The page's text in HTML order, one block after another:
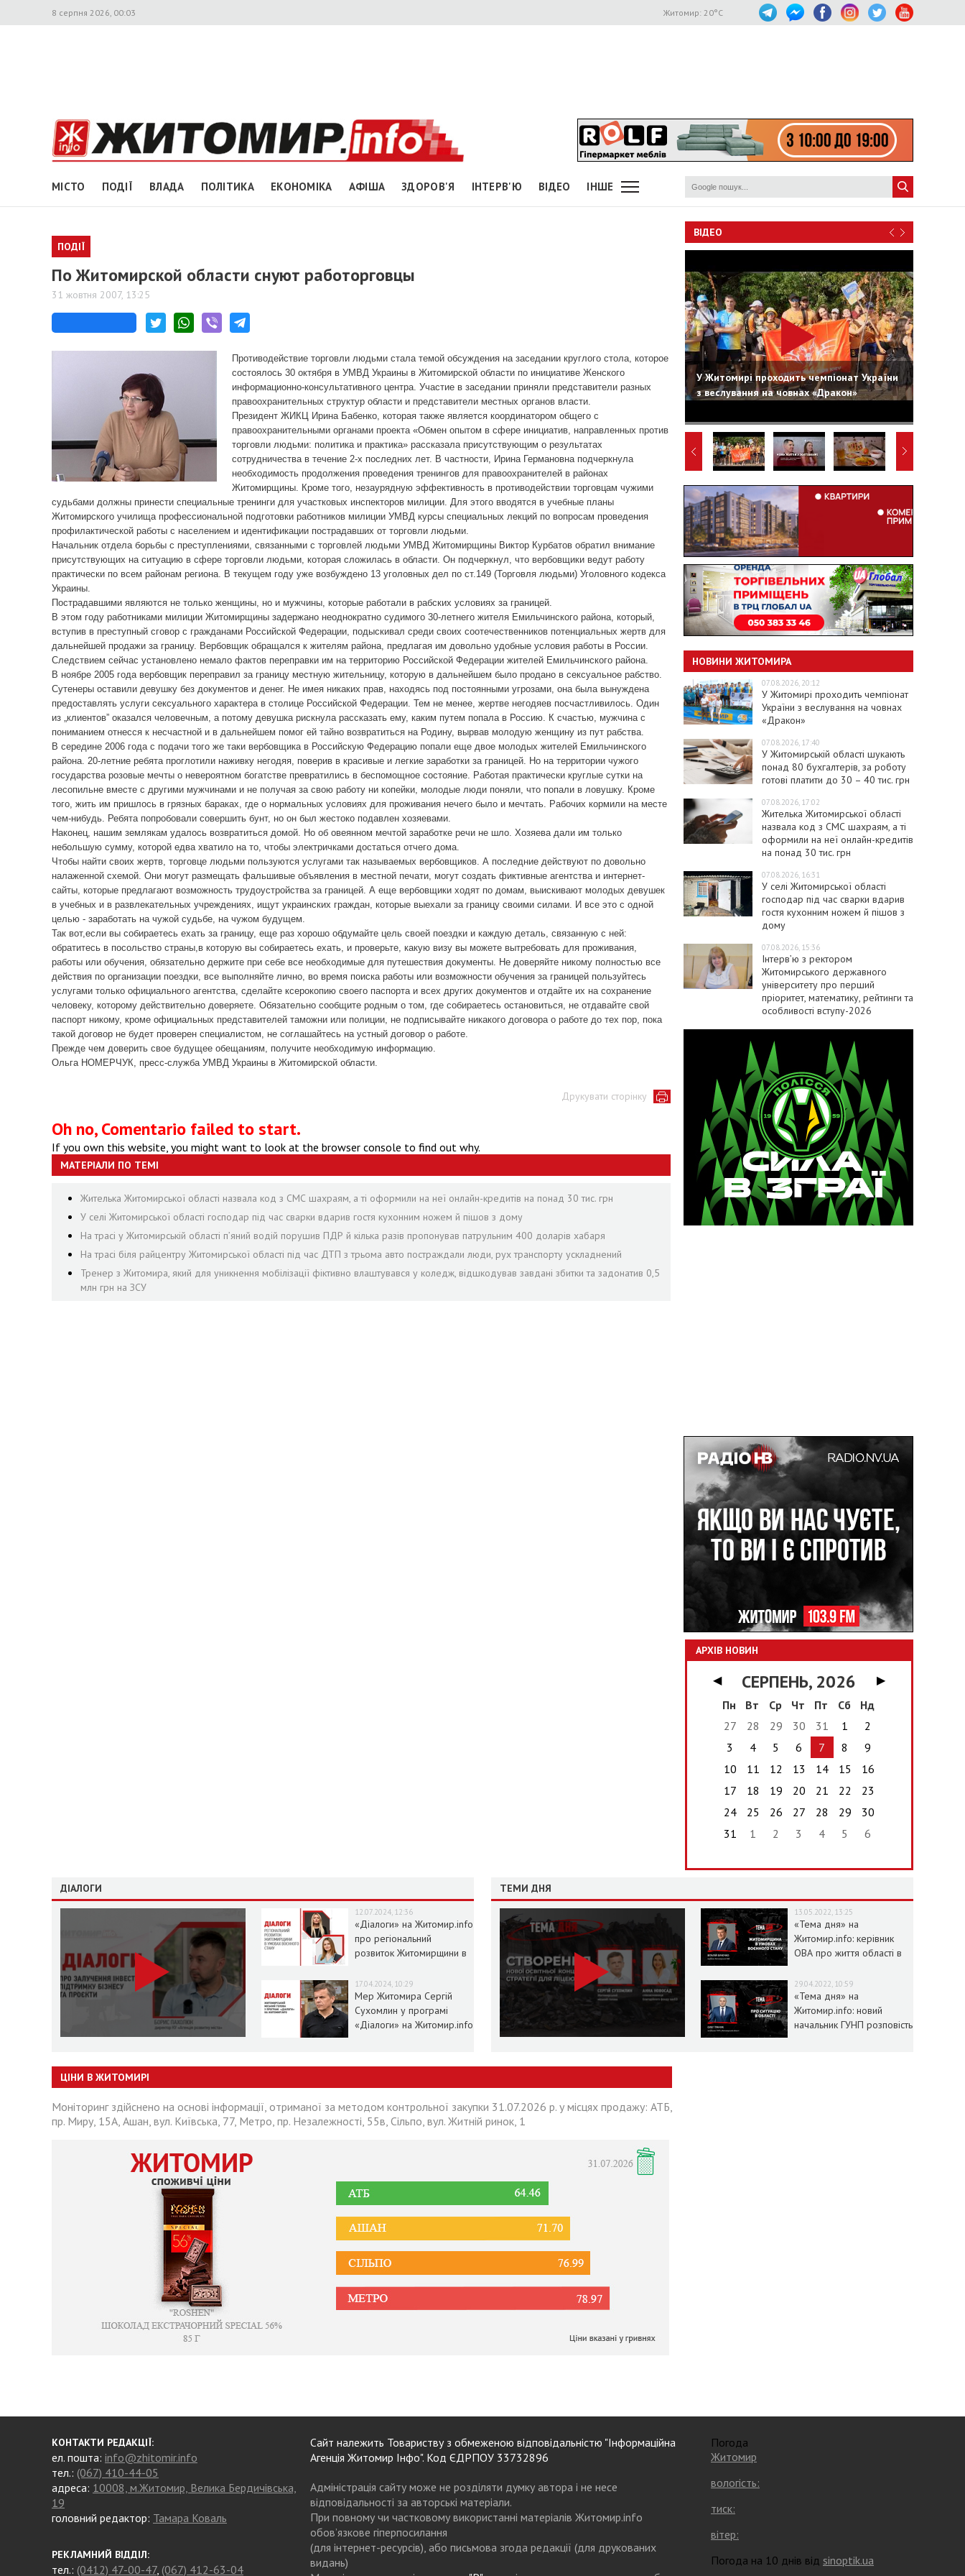
8 серпня 2026, 00:03 Житомир: 20°C
МІСТО ПОДІЇ ВЛАДА ПОЛІТИКА ЕКОНОМІКА АФІША ЗДОРОВ'Я ІНТЕРВ'Ю ВІДЕО ІНШЕ
ПОДІЇ
По Житомирской области снуют работорговцы
31 жовтня 2007, 13:25
Противодействие торговли людьми стала темой обсуждения на заседании круглого стола, которое
состоялось 30 октября в УМВД Украины в Житомирской области по инициативе Женского
информационно-консультативного центра. Участие в заседании приняли представители разных
правоохранительных структур области и представители местных органов власти.
Президент ЖИКЦ Ирина Бабенко, которая также является координатором общего с
правоохранительными органами проекта «Обмен опытом в сфере инициатив, направленных против
торговли людьми: политика и практика» рассказала присутствующим о результатах
сотрудничества в течение 2-х последних лет. В частности, Ирина Германовна подчеркнула
необходимость продолжения проведения тренингов для правоохранителей в районах
Житомирщины. Кроме того, незаурядную эффективность в противодействии торговцам чужими
судьбами должны принести специальные тренинги для участковых инспекторов милиции. Для этого вводятся в учебные планы
Житомирского училища профессиональной подготовки работников милиции УМВД курсы специальных лекций по вопросам проведения
профилактической работы с населением и идентификации пострадавших от торговли людьми.
Начальник отдела борьбы с преступлениями, связанными с торговлей людьми УМВД Житомирщины Виктор Курбатов обратил внимание
присутствующих на ситуацию в сфере торговли людьми, которая сложилась в области. Он подчеркнул, что вербовщики ведут работу
практически по всем районам региона. В текущем году уже возбуждено 13 уголовных дел по ст.149 (Торговля людьми) Уголовного кодекса
Украины.
Пострадавшими являются не только женщины, но и мужчины, которые работали в рабских условиях за границей.
В этом году работниками милиции Житомирщины задержано неоднократно судимого 30-летнего жителя Емильчинского района, который,
вступив в преступный сговор с гражданами Российской Федерации, подыскивал среди своих соотечественников потенциальных жертв для
дальнейшей продажи за границу. Вербовщик обращался к жителям района, предлагая им довольно удобные условия работы в России.
Следствием сейчас установлено немало фактов переправки им на территорию Российской Федерации жителей Емильчинского района.
В ноябре 2005 года вербовщик переправил за границу местную жительницу, которую в дальнейшем было продано в сексуальное рабство.
Сутенеры оставили девушку без документов и денег. Не имея никаких прав, находясь под постоянными угрозами, она была вынуждена
предоставлять услуги сексуального характера в столице Российской Федерации. Тем не менее, жертве негодяев посчастливилось. Один
из „клиентов” оказался человечным, а потому девушка рискнула рассказать ему, каким путем попала в Россию. К счастью, мужчина с
пониманием отнесся к несчастной и в дальнейшем помог ей тайно возвратиться на Родину, вырвав молодую женщину из пут рабства.
В середине 2006 года с подачи того же таки вербовщика в Российскую Федерацию попали еще двое молодых жителей Емильчинского
района. 20-летние ребята проглотили наживку негодяя, поверив в красивые и легкие заработки за границей. Но на территории чужого
государства розовые мечты о невероятном богатстве превратились в беспомощное состояние. Работая практически круглые сутки на
лесопильне вместе с другими мужчинами и не получая за свою работу ни копейки, молодые люди поняли, что попали в ловушку. Кроме
того, жить им пришлось в грязных бараках, где о нормальных условиях для проживания нечего было и мечтать. Рабочих кормили на месте
чем-нибудь. Ребята попробовали совершить бунт, но он был жестоко подавлен хозяевами.
Наконец, нашим землякам удалось возвратиться домой. Но об овеянном мечтой заработке речи не шло. Хозяева дали им только
небольшую сумму, которой едва хватило на то, чтобы электричками достаться отчего дома.
Чтобы найти своих жертв, торговце людьми пользуются услугами так называемых вербовщиков. А последние действуют по довольно
налаженной схемой. Они могут размещать фальшивые объявления в местной печати, могут создать фиктивные агентства и интернет-
сайты, которые предлагают возможность трудоустройства за границей. А еще вербовщики ходят по домам, выискивают молодых девушек
в учебных и в развлекательных учреждениях, ищут украинских граждан, которые выехали за границу своими силами. И все это с одной
целью - заработать на чужой судьбе, на чужом будущем.
Так вот,если вы собираетесь ехать за границу, еще раз хорошо обдумайте цель своей поездки и каждую деталь, связанную с ней:
обратитесь в посольство страны,в которую вы собираетесь ехать, и проверьте, какую визу вы можете вытребовать для проживания,
работы или обучения, обязательно держите при себе все необходимые для путешествия документы. Не доверяйте никому полностью все
действия по организации поездки, все выполняйте лично, во время поиска работы или возможности обучения за границей пользуйтесь
услугами только официального агентства, сделайте ксерокопию своего паспорта и всех других документов и отдайте их на сохранение
человеку, которому действительно доверяете. Обязательно сообщите родным о том, где собираетесь остановиться, не отдавайте свой
паспорт никому, кроме официальных представителей таможни или полиции, не подписывайте никакого договора о работе до тех пор, пока
такой договор не будет проверен специалистом, не соглашайтесь на устный договор о работе.
Прежде чем доверить свое будущее обещаниям, получите необходимую информацию.
Ольга НОМЕРЧУК, пресс-служба УМВД Украины в Житомирской области.
Друкувати сторінку
Oh no, Comentario failed to start.
If you own this website, you might want to look at the browser console to find out why.
МАТЕРІАЛИ ПО ТЕМІ
Жителька Житомирської області назвала код з СМС шахраям, а ті оформили на неї онлайн-кредитів на понад 30 тис. грн
У селі Житомирської області господар під час сварки вдарив гостя кухонним ножем й пішов з дому
На трасі у Житомирській області п’яний водій порушив ПДР й кілька разів пропонував патрульним 400 доларів хабаря
На трасі біля райцентру Житомирської області під час ДТП з трьома авто постраждали люди, рух транспорту ускладнений
Тренер з Житомира, який для уникнення мобілізації фіктивно влаштувався у коледж, відшкодував завдані збитки та задонатив 0,5
млн грн на ЗСУ
ВІДЕО
У Житомирі проходить чемпіонат України
з веслування на човнах «Дракон»
НОВИНИ ЖИТОМИРА
07.08.2026, 20:12
У Житомирі проходить чемпіонат
України з веслування на човнах
«Дракон»
07.08.2026, 17:40
У Житомирській області шукають
понад 80 бухгалтерів, за роботу
готові платити до 30 – 40 тис. грн
07.08.2026, 17:02
Жителька Житомирської області
назвала код з СМС шахраям, а ті
оформили на неї онлайн-кредитів
на понад 30 тис. грн
07.08.2026, 16:31
У селі Житомирської області
господар під час сварки вдарив
гостя кухонним ножем й пішов з
дому
07.08.2026, 15:36
Інтерв’ю з ректором
Житомирського державного
університету про перший
пріоритет, математику, рейтинги та
особливості вступу-2026
АРХІВ НОВИН
◀ СЕРПЕНЬ, 2026
▶
Пн
Вт Ср Чт Пт Сб
Нд
27
28 29 30 31 1
2
3
4 5 6 7 8
9
10
11 12 13 14 15
16
17
18 19 20 21 22
23
24
25 26 27 28 29
30
31
1 2 3 4 5 6
ДІАЛОГИ
12.07.2024, 12:36
«Діалоги» на Житомир.info
про регіональний
розвиток Житомирщини в
17.04.2024, 10:29
Мер Житомира Сергій
Сухомлин у програмі
«Діалоги» на Житомир.info
ТЕМИ ДНЯ
13.05.2022, 13:25
«Тема дня» на
Житомир.info: керівник
ОВА про життя області в
29.04.2022, 10:59
«Тема дня» на
Житомир.info: новий
начальник ГУНП розповість
ЦІНИ В ЖИТОМИРІ
Моніторинг здійснено на основі інформації, отриманої за методом контрольної закупки 31.07.2026 р. у місцях продажу: АТБ,
пр. Миру, 15А, Ашан, вул. Київська, 77, Метро, пр. Незалежності, 55в, Сільпо, вул. Житній ринок, 1
КОНТАКТИ РЕДАКЦІЇ:
ел. пошта: info@zhitomir.info
тел.: (067) 410-44-05
адреса: 10008, м.Житомир, Велика Бердичівська,
19
головний редактор: Тамара Коваль
РЕКЛАМНИЙ ВІДДІЛ:
тел.: (0412) 47-00-47, (067) 412-63-04
Сайт належить Товариству з обмеженою відповідальністю "Інформаційна
Агенція Житомир Інфо". Код ЄДРПОУ 33732896
Адміністрація сайту може не розділяти думку автора і не несе
відповідальності за авторські матеріали.
При повному чи частковому використанні матеріалів Житомир.info
обов’язкове гіперпосилання
(для інтернет-ресурсів), або письмова згода редакції (для друкованих
видань)
Погода
Житомир
вологість:
тиск:
вітер:
Погода на 10 днів від sinoptik.ua